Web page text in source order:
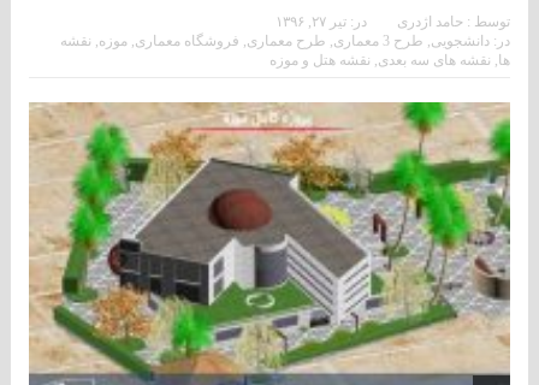
توسط : حامد اژدری در: تیر ۲۷, ۱۳۹۶
در: دانشجویی, طرح 3 معماری , طرح معماری, فروشگاه معماری, موزه, نقشه
ها, نقشه های سه بعدی, نقشه هتل و موزه